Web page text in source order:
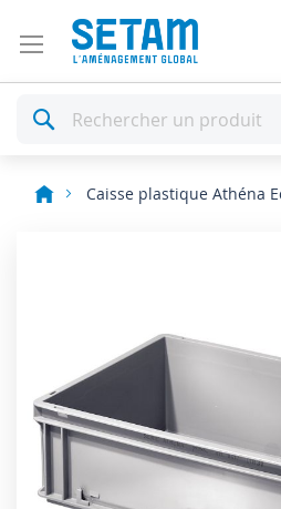
Rechercher
Caisse plastique Athéna
gallery